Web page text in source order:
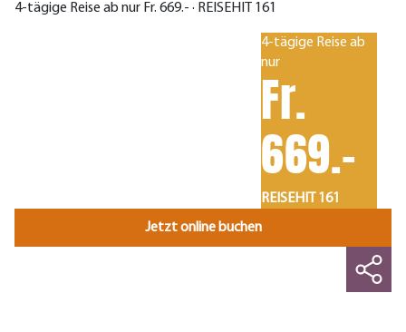
4-tägige Reise ab nur Fr. 669.- · REISEHIT 161
4-tägige Reise ab
nur
Fr.
669.-
REISEHIT 161
Jetzt online buchen